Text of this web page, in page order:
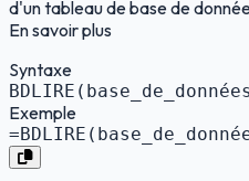
d'un tableau de base de
En savoir plus
Syntaxe
Exemple